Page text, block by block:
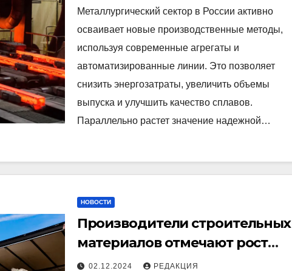
методы
Металлургический сектор в России активно
осваивает новые производственные методы,
используя современные агрегаты и
автоматизированные линии. Это позволяет
снизить энергозатраты, увеличить объемы
выпуска и улучшить качество сплавов.
Параллельно растет значение надежной…
НОВОСТИ
Производители строительных
материалов отмечают рост
спроса на продукцию местного
02.12.2024 РЕДАКЦИЯ